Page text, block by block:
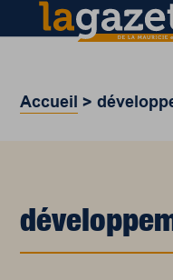
Accueil >